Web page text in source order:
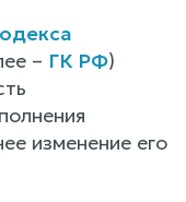
– ГК РФ)
изменение его